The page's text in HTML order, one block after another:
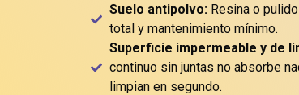
Suelo antipolvo:Resina o
total y mantenimiento mínimo.
Superficie impermeable y de
continuo sin juntas no absorbe
limpian en segundo.